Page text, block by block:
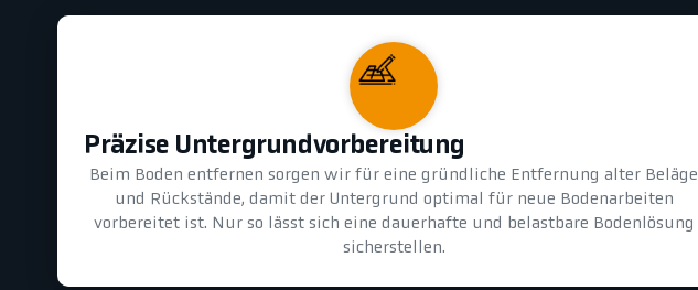
Präzise Untergrundvorbereitung
Beim Boden entfernen sorgen wir für eine gründliche Entfernung alter Beläge
und Rückstände, damit der Untergrund optimal für neue Bodenarbeiten
vorbereitet ist. Nur so lässt sich eine dauerhafte und belastbare Bodenlösung
sicherstellen.